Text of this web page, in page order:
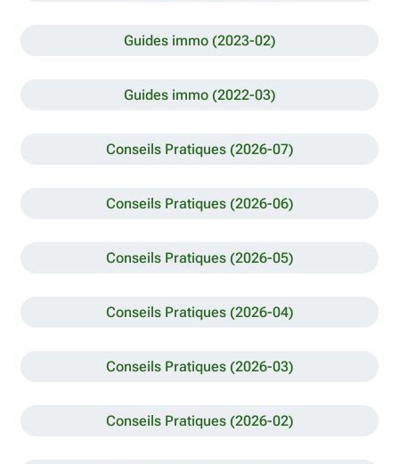
Guides immo (2023-02)
Guides immo (2022-03)
Conseils Pratiques (2026-07)
Conseils Pratiques (2026-06)
Conseils Pratiques (2026-05)
Conseils Pratiques (2026-04)
Conseils Pratiques (2026-03)
Conseils Pratiques (2026-02)